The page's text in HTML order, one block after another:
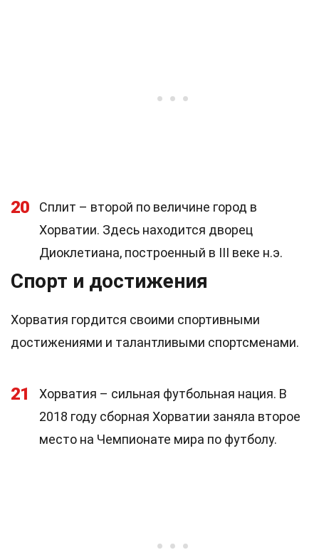
20
Сплит – второй по величине город в
Хорватии. Здесь находится дворец
Диоклетиана, построенный в III веке н.э.
Спорт и достижения
Хорватия гордится своими спортивными
достижениями и талантливыми спортсменами.
21
Хорватия – сильная футбольная нация. В
2018 году сборная Хорватии заняла второе
место на Чемпионате мира по футболу.